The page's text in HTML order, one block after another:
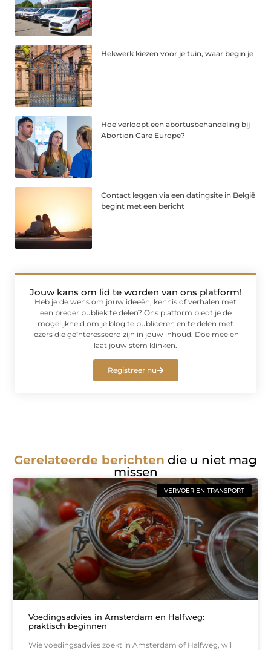
Hekwerk kiezen voor je tuin, waar begin je
Hoe verloopt een abortusbehandeling bij
Abortion Care Europe?
Contact leggen via een datingsite in België
begint met een bericht
Jouw kans om lid te worden van ons platform!
Heb je de wens om jouw ideeën, kennis of verhalen met
een breder publiek te delen? Ons platform biedt je de
mogelijkheid om je blog te publiceren en te delen met
lezers die geïnteresseerd zijn in jouw inhoud. Doe mee en
laat jouw stem klinken.
Registreer nu
Gerelateerde berichten die u niet mag
missen
VERVOER EN TRANSPORT
Voedingsadvies in Amsterdam en Halfweg:
praktisch beginnen
Wie voedingsadvies zoekt in Amsterdam of Halfweg, wil